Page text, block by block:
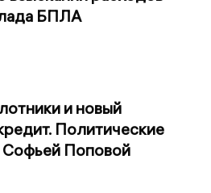
БПЛА
и новый
Политические
Софьей Поповой